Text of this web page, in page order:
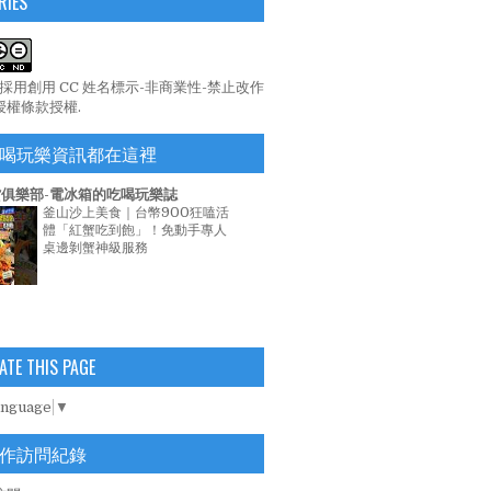
用創用 CC 姓名標示-非商業性-禁止改作
權條款授權.
玩樂資訊都在這裡
樂部-電冰箱的吃喝玩樂誌
釜山沙上美食｜台幣900狂嗑活
體「紅蟹吃到飽」！免動手專人
桌邊剝蟹神級服務
THIS PAGE
▼
訪問紀錄